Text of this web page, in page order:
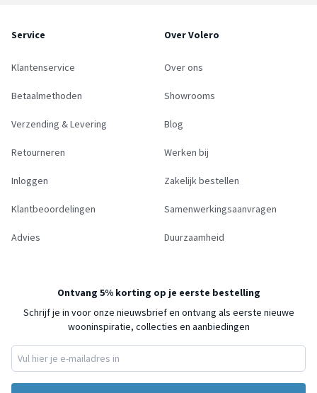
Service
Klantenservice
Betaalmethoden
Verzending & Levering
Retourneren
Inloggen
Klantbeoordelingen
Advies
Over Volero
Over ons
Showrooms
Blog
Werken bij
Zakelijk bestellen
Samenwerkingsaanvragen
Duurzaamheid
Ontvang 5% korting op je eerste bestelling
Schrijf je in voor onze nieuwsbrief en ontvang als eerste nieuwe
wooninspiratie, collecties en aanbiedingen